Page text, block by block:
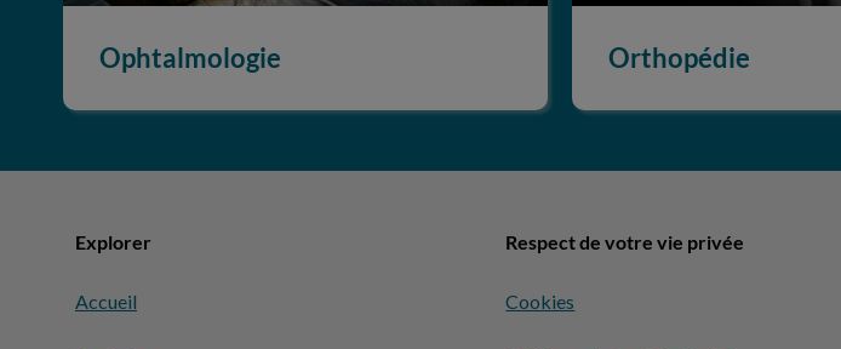
Ophtalmologie Orthopédie
Explorer
Accueil
Respect de votre vie privée
Cookies